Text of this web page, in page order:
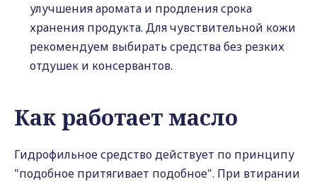
улучшения аромата и продления срока
хранения продукта. Для чувствительной кожи
рекомендуем выбирать средства без резких
отдушек и консервантов.
Как работает масло
Гидрофильное средство действует по принципу
"подобное притягивает подобное". При втирании